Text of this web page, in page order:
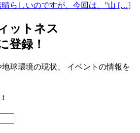
らしいのですが、今回は、”山 […]
ットネス
登録！
球環境の現状、 イベントの情報を